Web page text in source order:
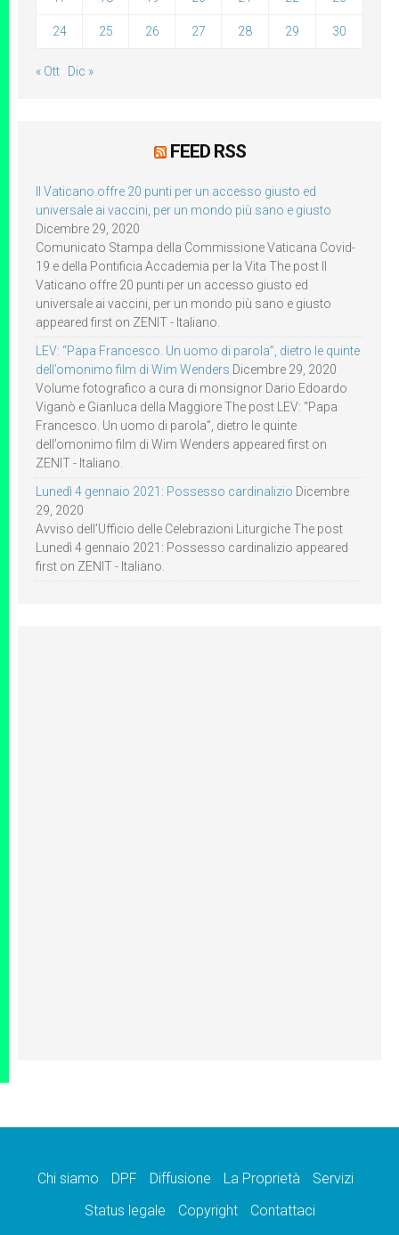
24 25 26 27 28 29 30
« Ott Dic »
FEED RSS
Il Vaticano offre 20 punti per un accesso giusto ed
universale ai vaccini, per un mondo più sano e giusto
Dicembre 29, 2020
Comunicato Stampa della Commissione Vaticana Covid-
19 e della Pontificia Accademia per la Vita The post Il
Vaticano offre 20 punti per un accesso giusto ed
universale ai vaccini, per un mondo più sano e giusto
appeared first on ZENIT - Italiano.
LEV: “Papa Francesco. Un uomo di parola”, dietro le quinte
dell’omonimo film di Wim Wenders Dicembre 29, 2020
Volume fotografico a cura di monsignor Dario Edoardo
Viganò e Gianluca della Maggiore The post LEV: “Papa
Francesco. Un uomo di parola”, dietro le quinte
dell’omonimo film di Wim Wenders appeared first on
ZENIT - Italiano.
Lunedì 4 gennaio 2021: Possesso cardinalizio Dicembre
29, 2020
Avviso dell’Ufficio delle Celebrazioni Liturgiche The post
Lunedì 4 gennaio 2021: Possesso cardinalizio appeared
first on ZENIT - Italiano.
Chi siamo DPF Diffusione La Proprietà
Servizi
Status legale
Copyright Contattaci